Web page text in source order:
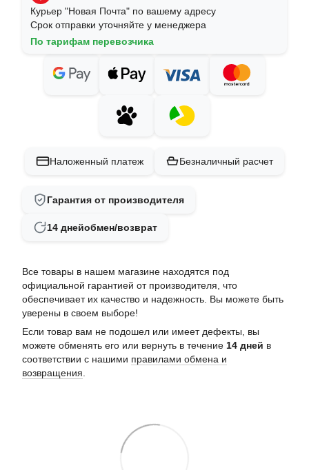
Курьер "Новая Почта" по вашему адресу
Срок отправки уточняйте у менеджера
По тарифам перевозчика
Наложенный платеж Безналичный расчет
Гарантия от производителя
14 днейобмен/возврат
Все товары в нашем магазине находятся под
официальной гарантией от производителя, что
обеспечивает их качество и надежность. Вы можете быть
уверены в своем выборе!
Если товар вам не подошел или имеет дефекты, вы
можете обменять его или вернуть в течение 14 дней в
соответствии с нашими правилами обмена и
возвращения